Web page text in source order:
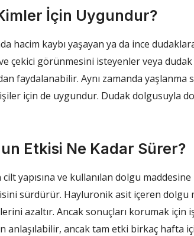
İçin Uygundur?
hacim kaybı yaşayan ya da ince
çekici görünmesini isteyenler veya
faydalanabilir. Aynı zamanda yaşlanma
için de uygundur. Dudak dolgusuyla
Etkisi Ne Kadar Sürer?
cilt yapısına ve kullanılan dolgu
sürdürür. Hayluronik asit içeren dolgu
azaltır. Ancak sonuçları korumak için
anlaşılabilir, ancak tam etki birkaç hafta